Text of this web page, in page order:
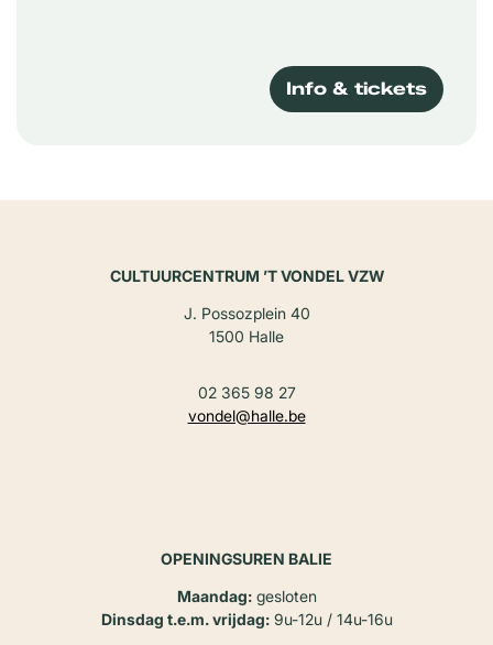
Info & tickets
CULTUURCENTRUM ’T VONDEL VZW
J. Possozplein 40
1500 Halle
02 365 98 27
vondel@halle.be
OPENINGSUREN BALIE
Maandag:gesloten
Dinsdag t.e.m. vrijdag:9u-12u / 14u-16u